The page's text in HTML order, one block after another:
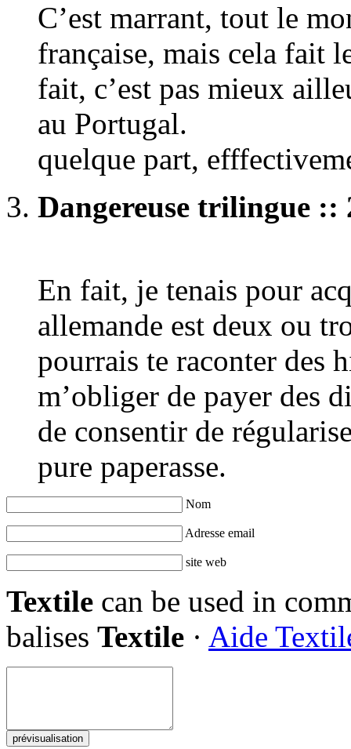
C’est marrant, tout le
française, mais cela fait
fait, c’est pas mieux
au Portugal.
quelque part,
Dangereuse trilingue
En fait, je tenais pour
allemande est deux ou
pourrais te raconter des
m’obliger de payer des
de consentir de
pure paperasse.
Nom
Adresse email
site web
Textile can be used in
balises Textile · Aide